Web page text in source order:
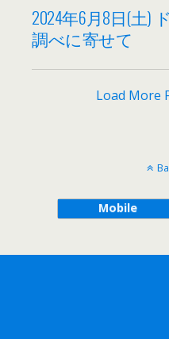
2024年6月8日(土)
調べに寄せて
Load More
Mobile